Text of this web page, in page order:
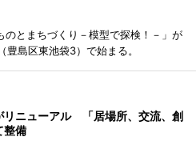
とまちづくり－模型で探検！－」が
島区東池袋3）で始まる。
リニューアル 「居場所、交流、創
整備